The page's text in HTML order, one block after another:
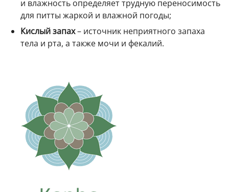
и влажность определяет трудную переносимость
для питты жаркой и влажной погоды;
Кислый запах– источник неприятного запаха
тела и рта, а также мочи и фекалий.